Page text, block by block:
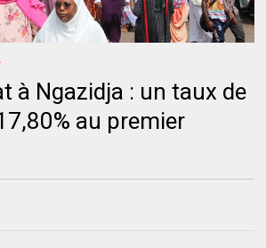
à Ngazidja : un taux de
au premier